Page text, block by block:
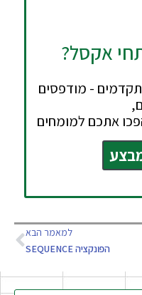
אקסל?
4 ספרים מתקדמים - מודפסים
אתכם למומחים
למאמר הבא
הפונקציה SEQUENCE